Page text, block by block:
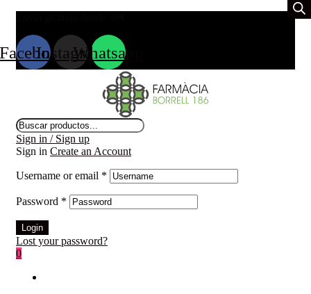
Instagram
Whatsapp
Búsqueda
de
productos
Sign in / Sign up
Sign in Create an Account
Username or email *
Password *
Login
Lost your password?
0